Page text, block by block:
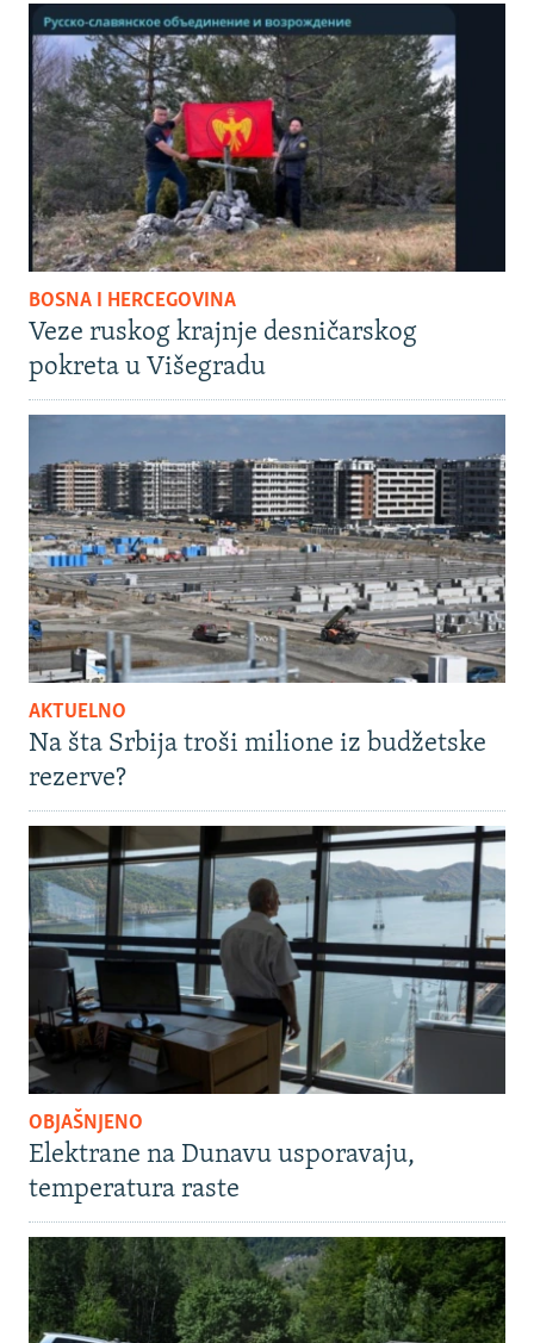
BOSNA I HERCEGOVINA
Veze ruskog krajnje desničarskog
pokreta u Višegradu
AKTUELNO
Na šta Srbija troši milione iz budžetske
rezerve?
OBJAŠNJENO
Elektrane na Dunavu usporavaju,
temperatura raste